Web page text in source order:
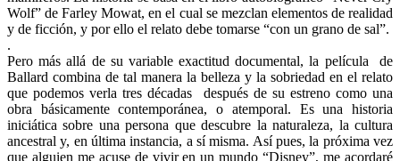
Wolf” de Farley Mowat, en el cual se mezclan elementos de realidad
y de ficción, y por ello el relato debe tomarse “con un grano de sal”.
.
Pero más allá de su variable exactitud documental, la película de
Ballard combina de tal manera la belleza y la sobriedad en el relato
que podemos verla tres décadas después de su estreno como una
obra básicamente contemporánea, o atemporal. Es una historia
iniciática sobre una persona que descubre la naturaleza, la cultura
ancestral y, en última instancia, a sí misma. Así pues, la próxima vez
que alguien me acuse de vivir en un mundo “Disney”, me acordaré